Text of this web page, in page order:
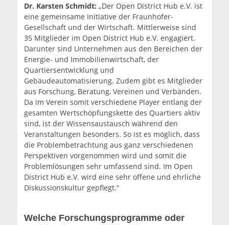
Dr. Karsten Schmidt: „Der Open District Hub e.V. ist
eine gemeinsame Initiative der Fraunhofer-
Gesellschaft und der Wirtschaft. Mittlerweise sind
35 Mitglieder im Open District Hub e.V. engagiert.
Darunter sind Unternehmen aus den Bereichen der
Energie- und Immobilienwirtschaft, der
Quartiersentwicklung und
Gebäudeautomatisierung. Zudem gibt es Mitglieder
aus Forschung, Beratung, Vereinen und Verbänden.
Da im Verein somit verschiedene Player entlang der
gesamten Wertschöpfungskette des Quartiers aktiv
sind, ist der Wissensaustausch während den
Veranstaltungen besonders. So ist es möglich, dass
die Problembetrachtung aus ganz verschiedenen
Perspektiven vorgenommen wird und somit die
Problemlösungen sehr umfassend sind. Im Open
District Hub e.V. wird eine sehr offene und ehrliche
Diskussionskultur gepflegt.“
Welche Forschungsprogramme oder